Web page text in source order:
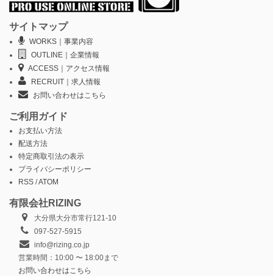
サイトマップ
WORKS｜事業内容
OUTLINE｜企業情報
ACCESS｜アクセス情報
RECRUIT｜求人情報
お問い合わせはこちら
ご利用ガイド
お支払い方法
配送方法
特定商取引法の表示
プライバシーポリシー
RSS /ATOM
有限会社RIZING
大分県大分市常行121-10
097-527-5915
info@rizing.co.jp
営業時間：10:00 〜 18:00まで
お問い合わせはこちら